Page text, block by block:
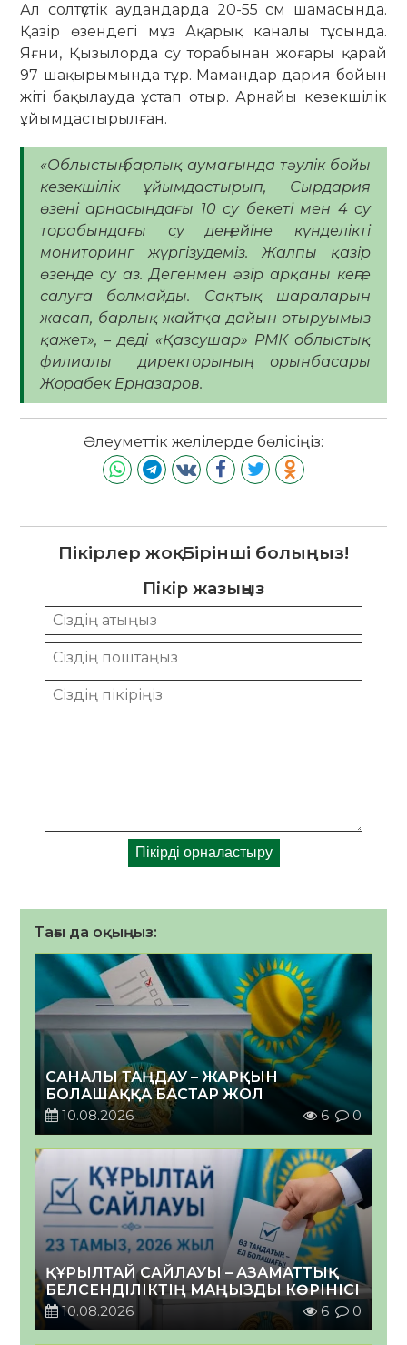
Ал солтүстік аудандарда 20-55 см шамасында.
Қазір өзендегі мұз Ақарық каналы тұсында.
Яғни, Қызылорда су торабынан жоғары қарай
97 шақырымында тұр. Мамандар дария бойын
жіті бақылауда ұстап отыр. Арнайы кезекшілік
ұйымдастырылған.
«Облыстың барлық аумағында тәулік бойы
кезекшілік ұйымдастырып, Сырдария
өзені арнасындағы 10 су бекеті мен 4 су
торабындағы су деңгейіне күнделікті
мониторинг жүргізудеміз. Жалпы қазір
өзенде су аз. Дегенмен әзір арқаны кеңге
салуға болмайды. Сақтық шараларын
жасап, барлық жайтқа дайын отыруымыз
қажет», – деді «Қазсушар» РМК облыстық
филиалы директорының орынбасары
Жорабек Ерназаров.
Әлеуметтік желілерде бөлісіңіз:
Пікірлер жоқ. Бірінші болыңыз!
Пікір жазыңыз
Тағы да оқыңыз:
САНАЛЫ ТАҢДАУ – ЖАРҚЫН
БОЛАШАҚҚА БАСТАР ЖОЛ
10.08.2026
6 0
ҚҰРЫЛТАЙ САЙЛАУЫ – АЗАМАТТЫҚ
БЕЛСЕНДІЛІКТІҢ МАҢЫЗДЫ КӨРІНІСІ
10.08.2026
6 0